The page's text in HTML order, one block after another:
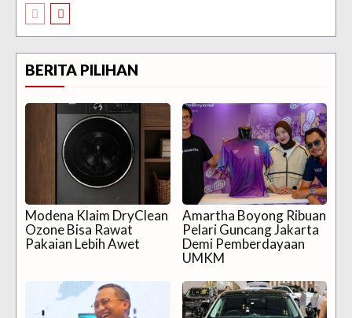
BERITA PILIHAN
Modena Klaim DryClean
Ozone Bisa Rawat
Pakaian Lebih Awet
Amartha Boyong Ribuan
Pelari Guncang Jakarta
Demi Pemberdayaan
UMKM